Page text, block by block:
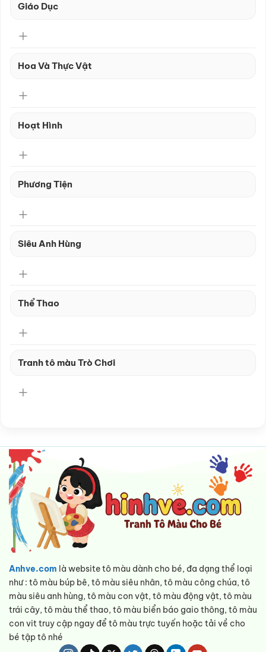
Giáo Dục
Hoa Và Thực Vật
Hoạt Hình
Phương Tiện
Siêu Anh Hùng
Thể Thao
Tranh tô màu Trò Chơi
Anhve.com là website tô màu dành cho bé, đa dạng thể loại
như : tô màu búp bê, tô màu siêu nhân, tô màu công chúa, tô
màu siêu anh hùng, tô màu con vật, tô màu động vật, tô màu
trái cây, tô màu thể thao, tô màu biển báo gaio thông, tô màu
con vit truy cập ngay để tô màu trực tuyến hoặc tải về cho
bé tập tô nhé